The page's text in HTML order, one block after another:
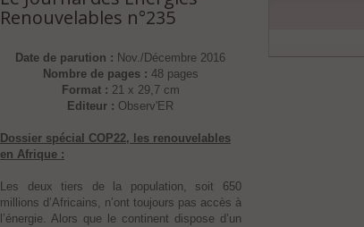
Renouvelables n°235
Date de parution : Nov./Décembre 2016
Nombre de pages : 48 pages
Format : 21 x 29,7 cm
Editeur : Observ'ER
Dossier spécial COP22, les renouvelables
en Afrique :
Les deux tiers de la population, soit 650
millions d’Africains, n’ont toujours pas accès à
l’énergie. Alors que le continent dispose d’un